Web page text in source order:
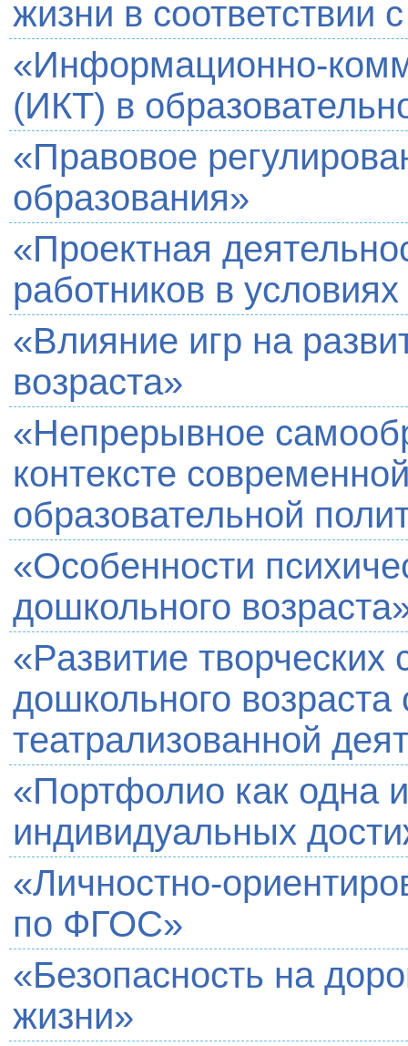
жизни в соответствии
«Информационно-
(ИКТ) в
«Правовое
образования»
«Проектная
работников в
«Влияние игр на
возраста»
«Непрерывное
контексте
образовательной
«Особенности
дошкольного
«Развитие творческих
дошкольного возраста
театрализованной
«Портфолио как одна
индивидуальных
«Личностно-
по ФГОС»
«Безопасность на
жизни»